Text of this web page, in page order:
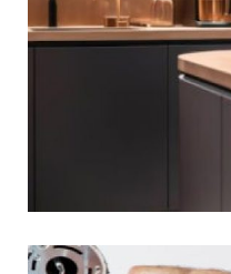
אלמנטים רבים שיש
ועד למכשירי החשמל
עם זאת,